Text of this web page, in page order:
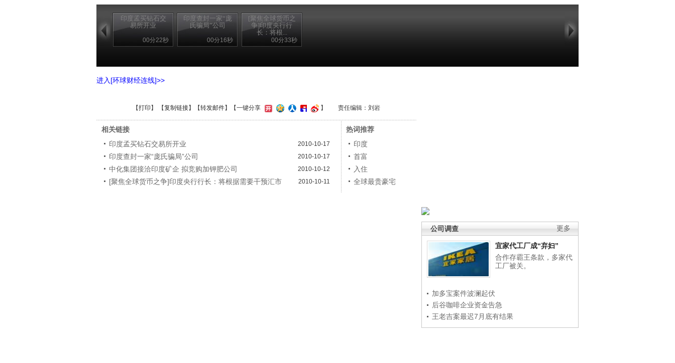
印度孟买钻石交
易所开业
00分22秒
印度查封一家“庞
氏骗局”公司
00分16秒
[聚焦全球货币之
争]印度央行行
长：将根...
00分33秒
更多
公司调查
宜家代工厂成“弃妇”
合作存霸王条款，多家代
工厂被关。
加多宝案件波澜起伏
后谷咖啡企业资金告急
王老吉案最迟7月底有结果
进入[环球财经连线]>>
【打印 】 【复制链接】【转发邮件】 【一键分享 】 责任编辑：刘岩
相关链接
印度孟买钻石交易所开业
2010-10-17
印度查封一家“庞氏骗局”公司 2010-10-17
中化集团接洽印度矿企 拟竞购加钾肥公司 2010-10-12
[聚焦全球货币之争]印度央行行长：将根据需要干预汇市 2010-10-11
热词推荐
印度
首富
入住
全球最贵豪宅